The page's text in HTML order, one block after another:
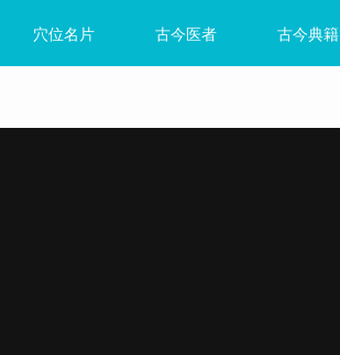
穴位名片 古今医者 古今典籍